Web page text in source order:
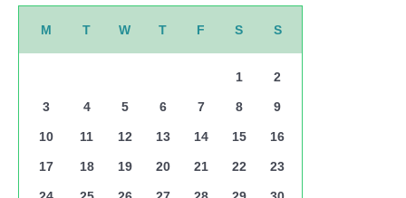
M T W T F S S
1 2
3 4 5 6 7 8 9
10 11 12 13 14 15 16
17 18 19 20 21 22 23